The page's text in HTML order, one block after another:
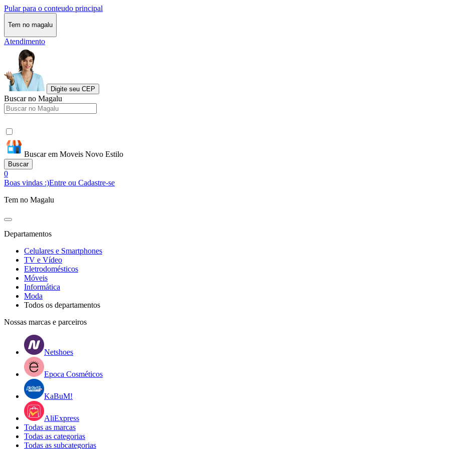
Pular para o conteudo principal
Tem no magalu
Atendimento
Digite seu CEP
Buscar no Magalu
Buscar em Moveis Novo Estilo
Buscar
0
Boas vindas :)Entre ou Cadastre-se
Tem no Magalu
Departamentos
Celulares e Smartphones
TV e Vídeo
Eletrodomésticos
Móveis
Informática
Moda
Todos os departamentos
Nossas marcas e parceiros
Netshoes
Epoca Cosméticos
KaBuM!
AliExpress
Todas as marcas
Todas as categorias
Todas as subcategorias